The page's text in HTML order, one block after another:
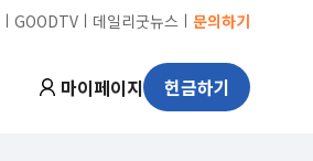
ㅣ GOODTV ㅣ 데일리굿뉴스 ㅣ 문의하기
마이페이지 헌금하기